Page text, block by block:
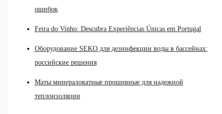
ошибок
Feira do Vinho: Descubra Experiências Únicas em Portugal
Оборудование SEKO для дезинфекции воды в бассейнах:
российские решения
Маты минераловатные прошивные для надежной
теплоизоляции